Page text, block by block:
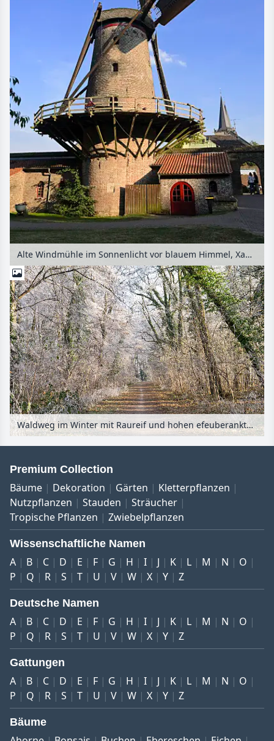
Alte Windmühle im Sonnenlicht vor blauem Himmel, Xanten, Deutschland
Waldweg im Winter mit Raureif und hohen efeuberankten Bäumen im Sonnenlicht
Premium Collection
Bäume Dekoration Gärten
Kletterpflanzen
Nutzpflanzen
Stauden
Sträucher
Tropische Pflanzen
Zwiebelpflanzen
Wissenschaftliche Namen
A B C D E F G H I J K L M N
O
P
Q R S T U V W X Y Z
Deutsche Namen
A B C D E F G H I J K L M N
O
P
Q R S T U V W X Y Z
Gattungen
A B C D E F G H I J K L M N
O
P
Q R S T U V W X Y Z
Bäume